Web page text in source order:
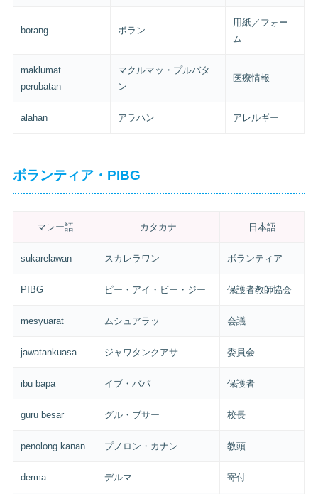
borang ボラン
用紙／フォー
ム
maklumat
perubatan
マクルマッ・プルバタ
ン
医療情報
alahan アラハン アレルギー
ボランティア・PIBG
マレー語 カタカナ 日本語
sukarelawan スカレラワン ボランティア
PIBG ピー・アイ・ビー・ジー 保護者教師協会
mesyuarat ムシュアラッ 会議
jawatankuasa ジャワタンクアサ 委員会
ibu bapa イブ・バパ 保護者
guru besar グル・ブサー 校長
penolong kanan プノロン・カナン 教頭
derma デルマ 寄付